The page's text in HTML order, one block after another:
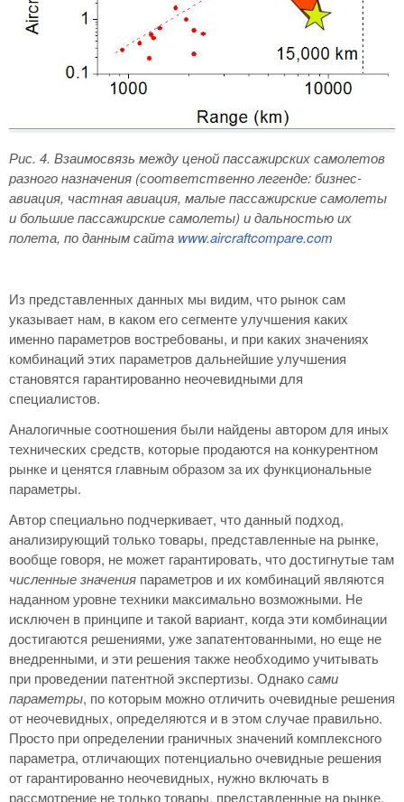
Рис. 4. Взаимосвязь между ценой пассажирских самолетов
разного назначения (соответственно легенде: бизнес-
авиация, частная авиация, малые пассажирские самолеты
и большие пассажирские самолеты) и дальностью их
полета, по данным сайта www.aircraftcompare.com
Из представленных данных мы видим, что рынок сам
указывает нам, в каком его сегменте улучшения каких
именно параметров востребованы, и при каких значениях
комбинаций этих параметров дальнейшие улучшения
становятся гарантированно неочевидными для
специалистов.
Аналогичные соотношения были найдены автором для иных
технических средств, которые продаются на конкурентном
рынке и ценятся главным образом за их функциональные
параметры.
Автор специально подчеркивает, что данный подход,
анализирующий только товары, представленные на рынке,
вообще говоря, не может гарантировать, что достигнутые там
численные значения параметров и их комбинаций являются
наданном уровне техники максимально возможными. Не
исключен в принципе и такой вариант, когда эти комбинации
достигаются решениями, уже запатентованными, но еще не
внедренными, и эти решения также необходимо учитывать
при проведении патентной экспертизы. Однакосами
параметры, по которым можно отличить очевидные решения
от неочевидных, определяются и в этом случае правильно.
Просто при определении граничных значений комплексного
параметра, отличающих потенциально очевидные решения
от гарантированно неочевидных, нужно включать в
рассмотрение не только товары, представленные на рынке,